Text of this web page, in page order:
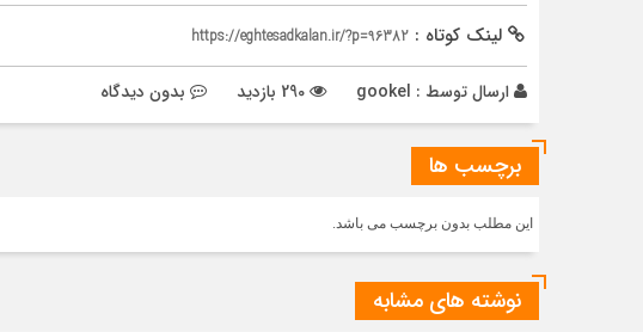
لینک کوتاه : https://eghtesadkalan.ir/?p=96382
ارسال توسط : gookel بدون دیدگاه
برچسب ها
این مطلب بدون برچسب می باشد.
نوشته های مشابه